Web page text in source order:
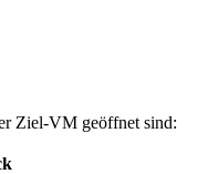
Ziel-VM geöffnet sind: